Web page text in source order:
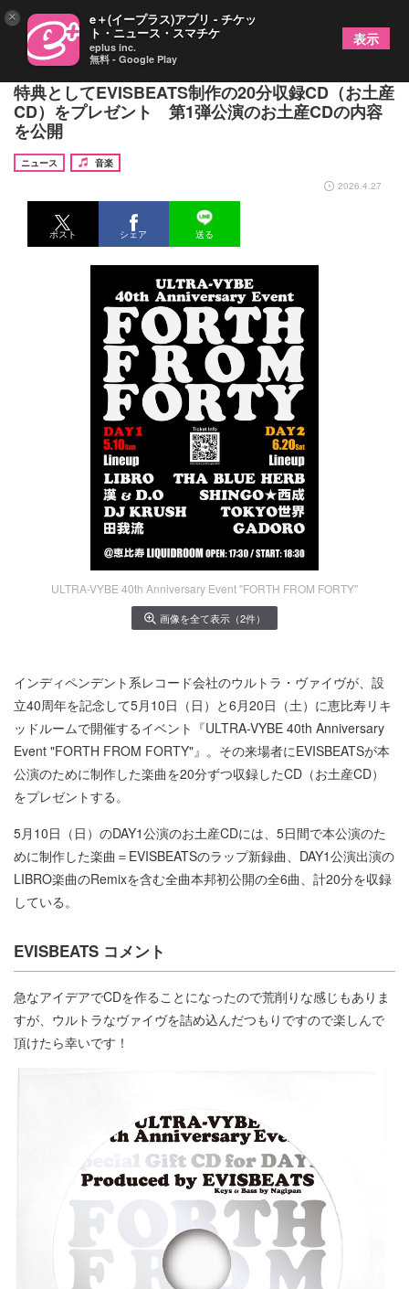
ULTRA-VYBE、設立40周年記念イベントの来場者
特典としてEVISBEATS制作の20分収録CD（お土産
CD）をプレゼント 第1弾公演のお土産CDの内容
を公開
ニュース
音楽
2026.4.27
ポスト シェア 送る
ULTRA-VYBE 40th Anniversary Event "FORTH FROM FORTY"
画像を全て表示（2件）
インディペンデント系レコード会社のウルトラ・ヴァイヴが、設
立40周年を記念して5月10日（日）と6月20日（土）に恵比寿リキ
ッドルームで開催するイベント『ULTRA-VYBE 40th Anniversary
Event "FORTH FROM FORTY"』。その来場者にEVISBEATSが本
公演のために制作した楽曲を20分ずつ収録したCD（お土産CD）
をプレゼントする。
5月10日（日）のDAY1公演のお土産CDには、5日間で本公演のた
めに制作した楽曲＝EVISBEATSのラップ新録曲、DAY1公演出演の
LIBRO楽曲のRemixを含む全曲本邦初公開の全6曲、計20分を収録
している。
EVISBEATS コメント
急なアイデアでCDを作ることになったので荒削りな感じもありま
すが、ウルトラなヴァイヴを詰め込んだつもりですので楽しんで
頂けたら幸いです！
× e＋(イープラス)アプリ - チケッ
ト・ニュース・スマチケ
eplus inc.
無料 - Google Play
表示